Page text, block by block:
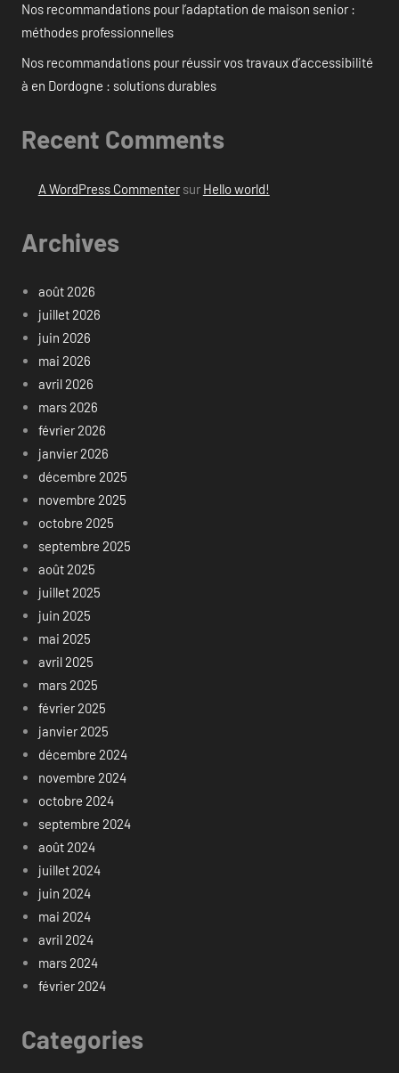
Nos recommandations pour l’adaptation de maison senior :
méthodes professionnelles
Nos recommandations pour réussir vos travaux d’accessibilité
à en Dordogne : solutions durables
Recent Comments
A WordPress Commentersur Hello world!
Archives
août 2026
juillet 2026
juin 2026
mai 2026
avril 2026
mars 2026
février 2026
janvier 2026
décembre 2025
novembre 2025
octobre 2025
septembre 2025
août 2025
juillet 2025
juin 2025
mai 2025
avril 2025
mars 2025
février 2025
janvier 2025
décembre 2024
novembre 2024
octobre 2024
septembre 2024
août 2024
juillet 2024
juin 2024
mai 2024
avril 2024
mars 2024
février 2024
Categories